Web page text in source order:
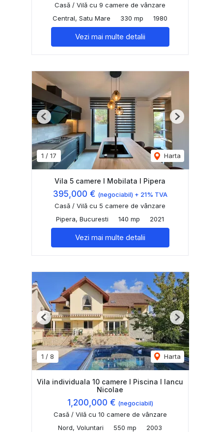
Casă / Vilă cu 9 camere de vânzare
Central, Satu Mare
330 mp 1980
Vezi mai multe detalii
1 / 17 Harta
Previous Next
Vila 5 camere I Mobilata I Pipera
395,000 € (negociabil) + 21% TVA
Casă / Vilă cu 5 camere de vânzare
Pipera, Bucuresti
140 mp 2021
Vezi mai multe detalii
1 / 8 Harta
Previous Next
Vila individuala 10 camere I Piscina I Iancu
Nicolae
1,200,000 € (negociabil)
Casă / Vilă cu 10 camere de vânzare
Nord, Voluntari
550 mp 2003